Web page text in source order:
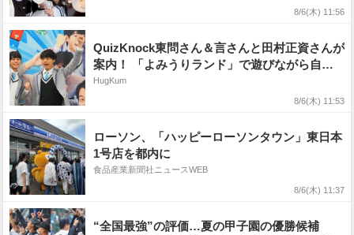
8/6(木) 11:56
QuizKnock東問さん＆言さんと田村正資さんが
案内！ 「よみうりランド」で遊びながら自由
研究が進む期間限定イベントが開催
HugKum
8/6(木) 11:53
ローソン、「ハッピーローソンタウン」東日本
1号店を都内に
食品産業新聞社ニュースWEB
8/6(木) 11:37
“全国最強”の評価…夏の甲子園の優勝候補